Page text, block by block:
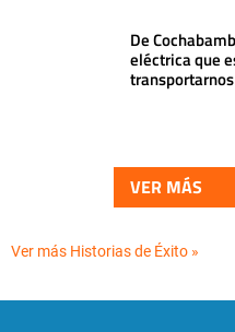
De
eléctrica que
transportarnos
VER MÁS
Ver más Historias de Éxito »